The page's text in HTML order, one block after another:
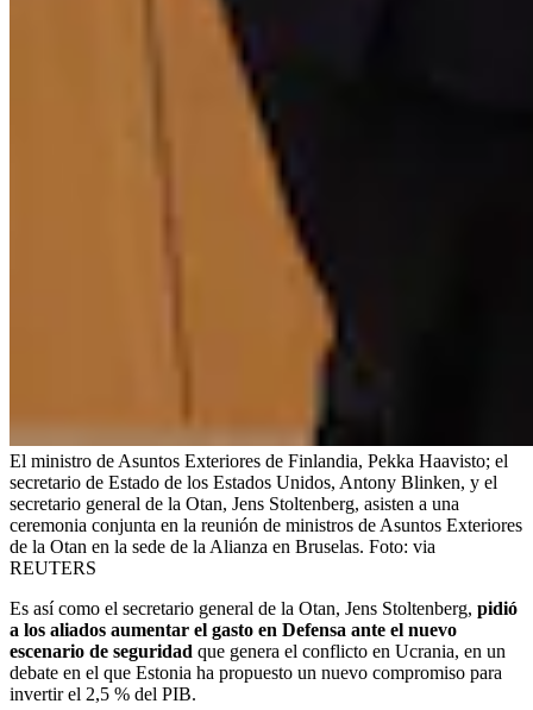
El ministro de Asuntos Exteriores de Finlandia, Pekka Haavisto; el
secretario de Estado de los Estados Unidos, Antony Blinken, y el
secretario general de la Otan, Jens Stoltenberg, asisten a una
ceremonia conjunta en la reunión de ministros de Asuntos Exteriores
de la Otan en la sede de la Alianza en Bruselas. Foto: via
REUTERS
Es así como el secretario general de la Otan, Jens Stoltenberg, pidió
a los aliados aumentar el gasto en Defensa ante el nuevo
escenario de seguridad que genera el conflicto en Ucrania, en un
debate en el que Estonia ha propuesto un nuevo compromiso para
invertir el 2,5 % del PIB.